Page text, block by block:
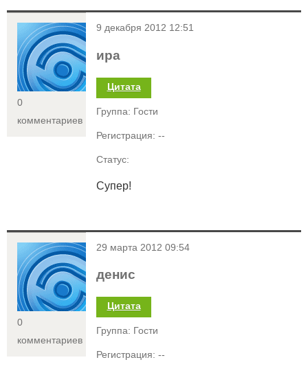
<
0
комментариев
9 декабря 2012 12:51
ира
Цитата
Группа: Гости
Регистрация: --
Статус:
Супер!
<
0
комментариев
29 марта 2012 09:54
денис
Цитата
Группа: Гости
Регистрация: --